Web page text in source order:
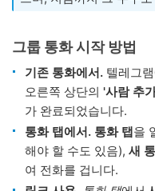
그룹 통화 시작 방법
기존 통화에서. 텔레그
오른쪽 상단의 '사람 추
가 완료되었습니다.
통화 탭에서. 통화 탭을
해야 할 수도 있음), 새
여 전화를 겁니다.